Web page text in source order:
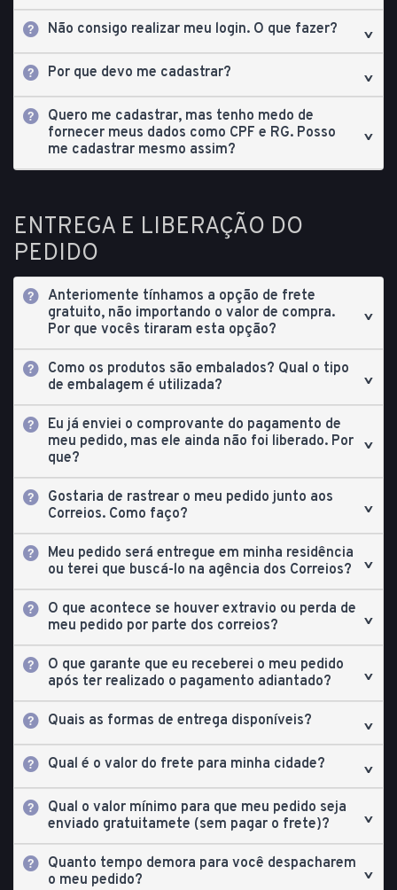
Não consigo realizar meu login. O que fazer?
Por que devo me cadastrar?
Quero me cadastrar, mas tenho medo de
fornecer meus dados como CPF e RG. Posso
me cadastrar mesmo assim?
ENTREGA E LIBERAÇÃO DO
PEDIDO
Anteriomente tínhamos a opção de frete
gratuito, não importando o valor de compra.
Por que vocês tiraram esta opção?
Como os produtos são embalados? Qual o tipo
de embalagem é utilizada?
Eu já enviei o comprovante do pagamento de
meu pedido, mas ele ainda não foi liberado. Por
que?
Gostaria de rastrear o meu pedido junto aos
Correios. Como faço?
Meu pedido será entregue em minha residência
ou terei que buscá-lo na agência dos Correios?
O que acontece se houver extravio ou perda de
meu pedido por parte dos correios?
O que garante que eu receberei o meu pedido
após ter realizado o pagamento adiantado?
Quais as formas de entrega disponíveis?
Qual é o valor do frete para minha cidade?
Qual o valor mínimo para que meu pedido seja
enviado gratuitamete (sem pagar o frete)?
Quanto tempo demora para você despacharem
o meu pedido?